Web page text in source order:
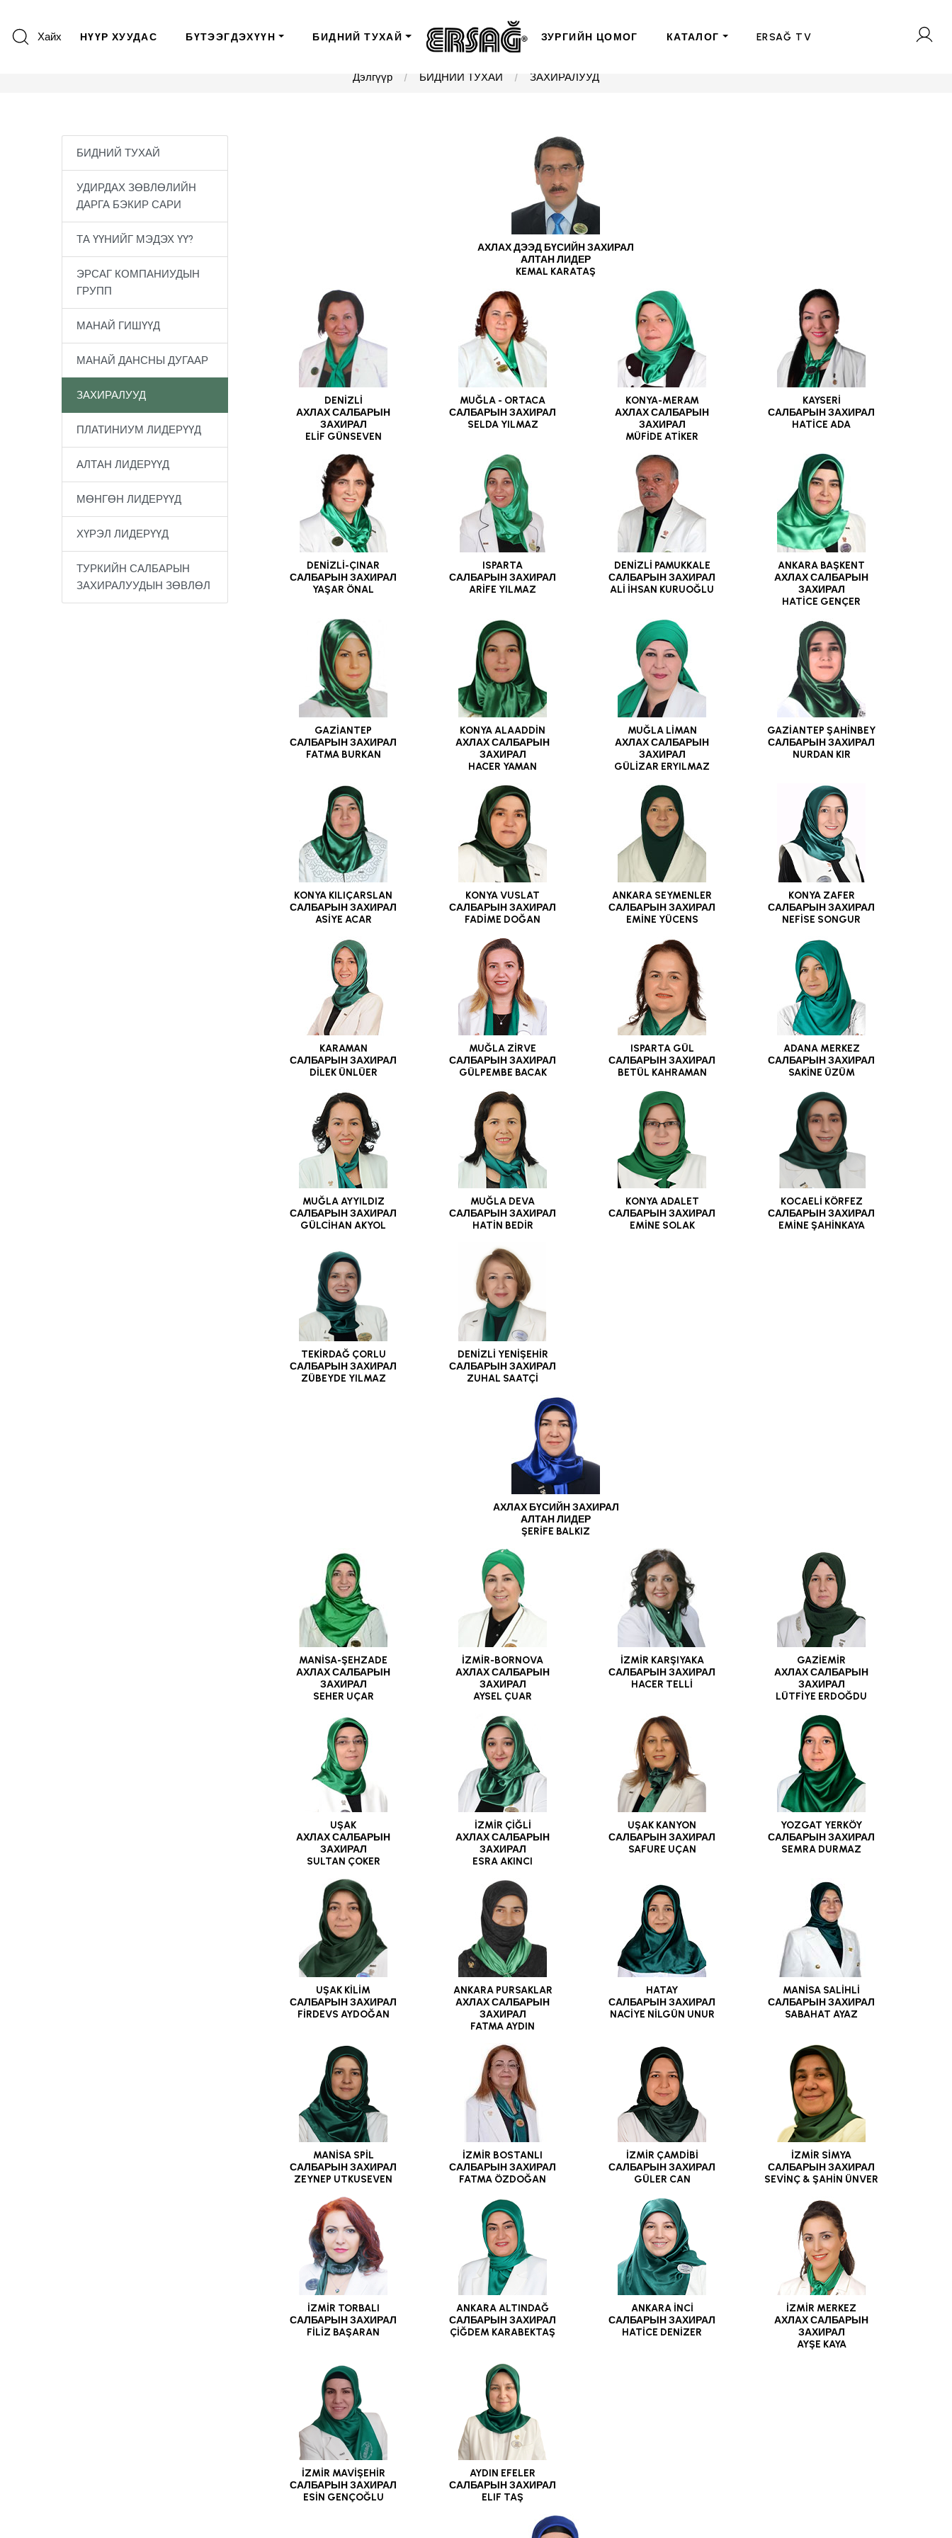
Хайх НҮҮР ХУУДАС БҮТЭЭГДЭХҮҮН БИДНИЙ ТУХАЙ ЗУРГИЙН ЦОМОГ КАТАЛОГ ERSAĞ TV
Дэлгүүр БИДНИЙ ТУХАЙ ЗАХИРАЛУУД
БИДНИЙ ТУХАЙ
УДИРДАХ ЗӨВЛӨЛИЙН
ДАРГА БЭКИР САРИ
ТА ҮҮНИЙГ МЭДЭХ ҮҮ?
ЭРСАГ КОМПАНИУДЫН
ГРУПП
МАНАЙ ГИШҮҮД
МАНАЙ ДАНСНЫ ДУГААР
ЗАХИРАЛУУД
ПЛАТИНИУМ ЛИДЕРҮҮД
АЛТАН ЛИДЕРҮҮД
МӨНГӨН ЛИДЕРҮҮД
ХҮРЭЛ ЛИДЕРҮҮД
ТУРКИЙН САЛБАРЫН
ЗАХИРАЛУУДЫН ЗӨВЛӨЛ
АХЛАХ ДЭЭД БҮСИЙН ЗАХИРАЛ
АЛТАН ЛИДЕР
KEMAL KARATAŞ
DENİZLİ
АХЛАХ САЛБАРЫН
ЗАХИРАЛ
ELİF GÜNSEVEN
MUĞLA - ORTACA
САЛБАРЫН ЗАХИРАЛ
SELDA YILMAZ
KONYA-MERAM
АХЛАХ САЛБАРЫН
ЗАХИРАЛ
MÜFİDE ATİKER
KAYSERİ
САЛБАРЫН ЗАХИРАЛ
HATİCE ADA
DENİZLİ-ÇINAR
САЛБАРЫН ЗАХИРАЛ
YAŞAR ÖNAL
ISPARTA
САЛБАРЫН ЗАХИРАЛ
ARİFE YILMAZ
DENİZLİ PAMUKKALE
САЛБАРЫН ЗАХИРАЛ
ALİ İHSAN KURUOĞLU
ANKARA BAŞKENT
АХЛАХ САЛБАРЫН
ЗАХИРАЛ
HATİCE GENÇER
GAZİANTEP
САЛБАРЫН ЗАХИРАЛ
FATMA BURKAN
KONYA ALAADDİN
АХЛАХ САЛБАРЫН
ЗАХИРАЛ
HACER YAMAN
MUĞLA LİMAN
АХЛАХ САЛБАРЫН
ЗАХИРАЛ
GÜLİZAR ERYILMAZ
GAZİANTEP ŞAHİNBEY
САЛБАРЫН ЗАХИРАЛ
NURDAN KIR
KONYA KILIÇARSLAN
САЛБАРЫН ЗАХИРАЛ
ASİYE ACAR
KONYA VUSLAT
САЛБАРЫН ЗАХИРАЛ
FADİME DOĞAN
ANKARA SEYMENLER
САЛБАРЫН ЗАХИРАЛ
EMİNE YÜCENS
KONYA ZAFER
САЛБАРЫН ЗАХИРАЛ
NEFİSE SONGUR
KARAMAN
САЛБАРЫН ЗАХИРАЛ
DİLEK ÜNLÜER
MUĞLA ZİRVE
САЛБАРЫН ЗАХИРАЛ
GÜLPEMBE BACAK
ISPARTA GÜL
САЛБАРЫН ЗАХИРАЛ
BETÜL KAHRAMAN
ADANA MERKEZ
САЛБАРЫН ЗАХИРАЛ
SAKİNE ÜZÜM
MUĞLA AYYILDIZ
САЛБАРЫН ЗАХИРАЛ
GÜLCİHAN AKYOL
MUĞLA DEVA
САЛБАРЫН ЗАХИРАЛ
HATİN BEDİR
KONYA ADALET
САЛБАРЫН ЗАХИРАЛ
EMİNE SOLAK
KOCAELİ KÖRFEZ
САЛБАРЫН ЗАХИРАЛ
EMİNE ŞAHİNKAYA
TEKİRDAĞ ÇORLU
САЛБАРЫН ЗАХИРАЛ
ZÜBEYDE YILMAZ
DENİZLİ YENİŞEHİR
САЛБАРЫН ЗАХИРАЛ
ZUHAL SAATÇİ
АХЛАХ БҮСИЙН ЗАХИРАЛ
АЛТАН ЛИДЕР
ŞERİFE BALKIZ
MANİSA-ŞEHZADE
АХЛАХ САЛБАРЫН
ЗАХИРАЛ
SEHER UÇAR
İZMİR-BORNOVA
АХЛАХ САЛБАРЫН
ЗАХИРАЛ
AYSEL ÇUAR
İZMİR KARŞIYAKA
САЛБАРЫН ЗАХИРАЛ
HACER TELLİ
GAZİEMİR
АХЛАХ САЛБАРЫН
ЗАХИРАЛ
LÜTFİYE ERDOĞDU
UŞAK
АХЛАХ САЛБАРЫН
ЗАХИРАЛ
SULTAN ÇOKER
İZMİR ÇİĞLİ
АХЛАХ САЛБАРЫН
ЗАХИРАЛ
ESRA AKINCI
UŞAK KANYON
САЛБАРЫН ЗАХИРАЛ
SAFURE UÇAN
YOZGAT YERKÖY
САЛБАРЫН ЗАХИРАЛ
SEMRA DURMAZ
UŞAK KİLİM
САЛБАРЫН ЗАХИРАЛ
FİRDEVS AYDOĞAN
ANKARA PURSAKLAR
АХЛАХ САЛБАРЫН
ЗАХИРАЛ
FATMA AYDIN
HATAY
САЛБАРЫН ЗАХИРАЛ
NACİYE NİLGÜN UNUR
MANİSA SALİHLİ
САЛБАРЫН ЗАХИРАЛ
SABAHAT AYAZ
MANİSA SPİL
САЛБАРЫН ЗАХИРАЛ
ZEYNEP UTKUSEVEN
İZMİR BOSTANLI
САЛБАРЫН ЗАХИРАЛ
FATMA ÖZDOĞAN
İZMİR ÇAMDİBİ
САЛБАРЫН ЗАХИРАЛ
GÜLER CAN
İZMİR SİMYA
САЛБАРЫН ЗАХИРАЛ
SEVİNÇ & ŞAHİN ÜNVER
İZMİR TORBALI
САЛБАРЫН ЗАХИРАЛ
FİLİZ BAŞARAN
ANKARA ALTINDAĞ
САЛБАРЫН ЗАХИРАЛ
ÇİĞDEM KARABEKTAŞ
ANKARA İNCİ
САЛБАРЫН ЗАХИРАЛ
HATİCE DENİZER
İZMİR MERKEZ
АХЛАХ САЛБАРЫН
ЗАХИРАЛ
AYŞE KAYA
İZMİR MAVİŞEHİR
САЛБАРЫН ЗАХИРАЛ
ESİN GENÇOĞLU
AYDIN EFELER
САЛБАРЫН ЗАХИРАЛ
ELlF TAŞ